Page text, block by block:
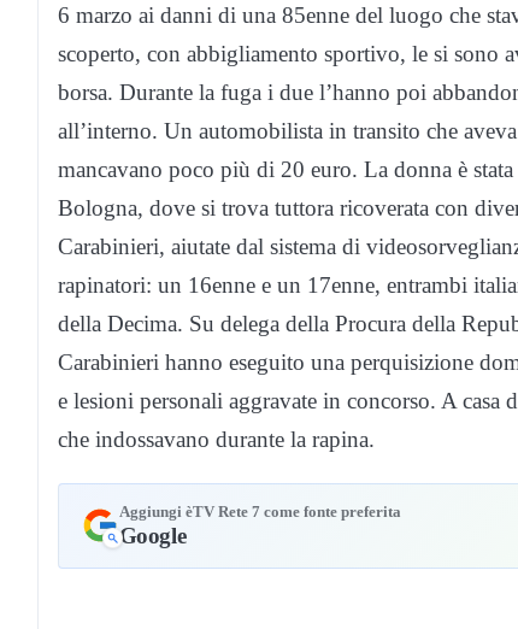
6 marzo ai danni di una 85enne del luogo che
scoperto, con abbigliamento sportivo, le si sono
borsa. Durante la fuga i due l’hanno poi
all’interno. Un automobilista in transito che
mancavano poco più di 20 euro. La donna è
Bologna, dove si trova tuttora ricoverata con
Carabinieri, aiutate dal sistema di
rapinatori: un 16enne e un 17enne, entrambi
della Decima. Su delega della Procura della
Carabinieri hanno eseguito una perquisizione
e lesioni personali aggravate in concorso. A casa
che indossavano durante la rapina.
Aggiungi èTV Rete 7 come fonte preferita
Google